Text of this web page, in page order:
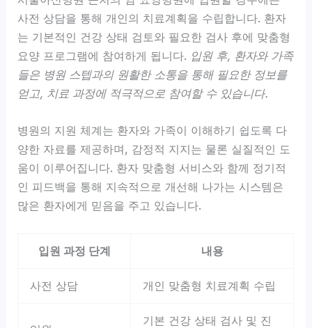
사전 상담을 통해 개인의 치료계획을 수립합니다. 환자
는 기본적인 건강 상태 검토와 필요한 검사 후에 맞춤형
요양 프로그램에 참여하게 됩니다. 입원 후, 환자와 가족
들은 병원 스텝과의 원활한 소통을 통해 필요한 정보를
얻고, 치료 과정에 적극적으로 참여할 수 있습니다.
병원의 지원 체계는 환자와 가족이 이해하기 쉽도록 다
양한 자료를 제공하며, 감정적 지지는 물론 실질적인 도
움이 이루어집니다. 환자 맞춤형 서비스와 함께 정기적
인 피드백을 통해 지속적으로 개선해 나가는 시스템은
많은 환자에게 믿음을 주고 있습니다.
입원 과정 단계 내용
사전 상담 개인 맞춤형 치료계획 수립
기본 건강 상태 검사 및 진